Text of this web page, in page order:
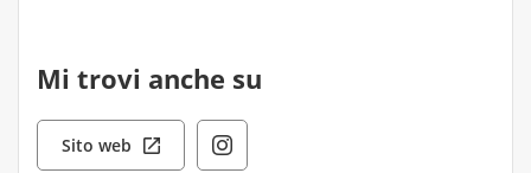
Mi trovi anche su
Sito web